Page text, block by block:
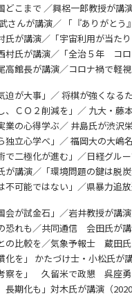
こまで ／興梠一郎教授が講
んが講演／ 「『ありがとう
が講演／「宇宙利用が当た
氏が講演／「全治５年 コ
館長が講演／コロナ禍で軽
が大事」／ 将棋が強くなる
ＣＯ２削減を」／ 九大・藤
の心得学ぶ／ 井島氏が渋沢
立心学べ」／ 福岡大の大嶋
二極化が進む」／日経グル
講演／「環境問題の鍵は脱
可能ではない」／県暴力追
が試金石」／岩井教授が講
れも／共同通信 会田氏が講
比較を／気象予報士 蔵田
化を」 かたづけ士・小松氏が
察を」 久留米で政懇 呉座
長期化も」対木氏が講演（